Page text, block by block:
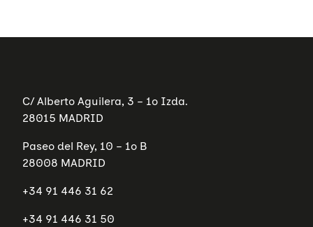
C/ Alberto Aguilera, 3 – 1º Izda.
28015 MADRID
Paseo del Rey, 10 – 1º B
28008 MADRID
+34 91 446 31 62
+34 91 446 31 50